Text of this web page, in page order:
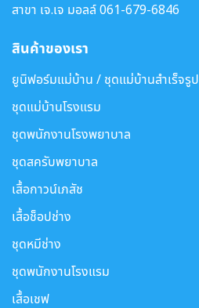
สาขา เจ.เจ มอลล์061-679-6846
สินค้าของเรา
ยูนิฟอร์มแม่บ้าน / ชุดแม่บ้านสำเร็จรูป
ชุดแม่บ้านโรงแรม
ชุดพนักงานโรงพยาบาล
ชุดสครับพยาบาล
เสื้อกาวน์เภสัช
เสื้อช็อปช่าง
ชุดหมีช่าง
ชุดพนักงานโรงแรม
เสื้อเชฟ